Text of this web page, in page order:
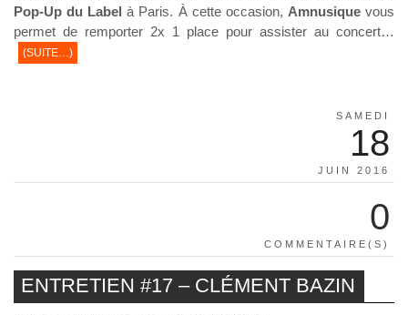
Pop-Up du Label à Paris. À cette occasion, Amnusiquevous
permet de remporter 2x 1 place pour assister au concert…
(SUITE…)
SAMEDI
18
JUIN 2016
0
COMMENTAIRE(S)
ENTRETIEN #17 – CLÉMENT BAZIN